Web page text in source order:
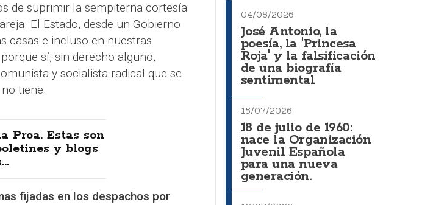
de suprimir la sempiterna cortesía
El Estado, desde un Gobierno
casas e incluso en nuestras
sí, sin derecho alguno,
y socialista radical que se
tiene.
Proa. Estas son
y blogs
fijadas en los despachos por
04/08/2026
José Antonio, la
poesía, la 'Princesa
Roja' y la falsificación
de una biografía
sentimental
15/07/2026
18 de julio de 1960:
nace la Organización
Juvenil Española
para una nueva
generación.